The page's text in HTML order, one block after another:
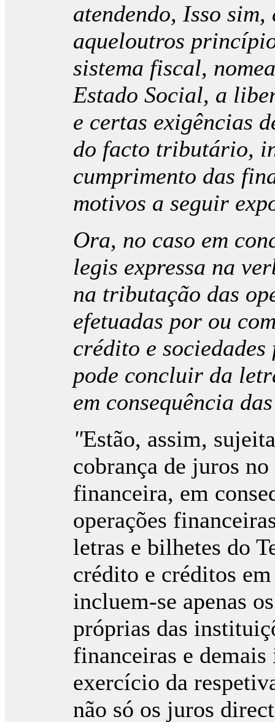
atendendo, Isso
aqueloutros
sistema fiscal,
Estado Social, a
e certas exigências
do facto tributário,
cumprimento das
motivos a seguir
Ora, no caso em
legis expressa na
na tributação das
efetuadas por ou
crédito e
pode concluir da
em consequência
"Estão, assim,
cobrança de juros
financeira, em
operações
letras e bilhetes do
crédito e créditos
incluem-se apenas
próprias das
financeiras e
exercício da
não só os juros